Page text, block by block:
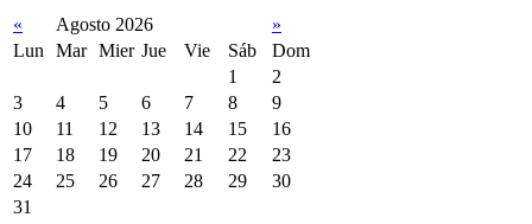
« Agosto 2026
»
Lun
Mar Mier Jue Vie Sáb
Dom
1
2
3
4 5 6 7 8
9
10
11 12 13 14 15
16
17
18 19 20 21 22
23
24
25 26 27 28 29
30
31